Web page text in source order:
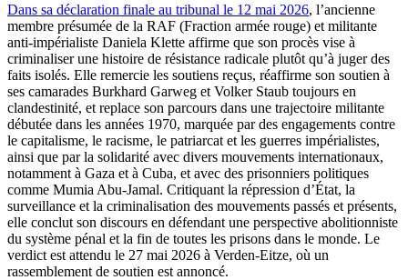
Dans sa déclaration finale au tribunal le 12 mai 2026, l’ancienne
membre présumée de la RAF (Fraction armée rouge) et militante
anti-impérialiste Daniela Klette affirme que son procès vise à
criminaliser une histoire de résistance radicale plutôt qu’à juger des
faits isolés. Elle remercie les soutiens reçus, réaffirme son soutien à
ses camarades Burkhard Garweg et Volker Staub toujours en
clandestinité, et replace son parcours dans une trajectoire militante
débutée dans les années 1970, marquée par des engagements contre
le capitalisme, le racisme, le patriarcat et les guerres impérialistes,
ainsi que par la solidarité avec divers mouvements internationaux,
notamment à Gaza et à Cuba, et avec des prisonniers politiques
comme Mumia Abu-Jamal. Critiquant la répression d’État, la
surveillance et la criminalisation des mouvements passés et présents,
elle conclut son discours en défendant une perspective abolitionniste
du système pénal et la fin de toutes les prisons dans le monde. Le
verdict est attendu le 27 mai 2026 à Verden-Eitze, où un
rassemblement de soutien est annoncé.